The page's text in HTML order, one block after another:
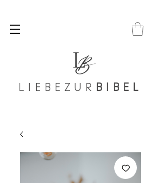
LIEBEZUR BIBEL